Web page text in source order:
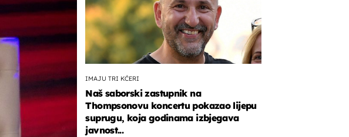
IMAJU TRI KĆERI
Naš saborski zastupnik na
Thompsonovu koncertu pokazao lijepu
suprugu, koja godinama izbjegava
javnost...